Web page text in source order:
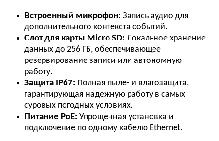
Встроенный микрофон: Запись аудио для
дополнительного контекста событий.
Слот для карты Micro SD: Локальное хранение
данных до 256 ГБ, обеспечивающее
резервирование записи или автономную
работу.
Защита IP67: Полная пыле- и влагозащита,
гарантирующая надежную работу в самых
суровых погодных условиях.
Питание PoE: Упрощенная установка и
подключение по одному кабелю Ethernet.